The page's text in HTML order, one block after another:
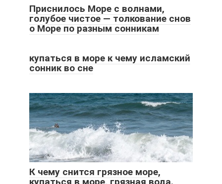
Приснилось Море с волнами,
голубое чистое — толкование снов
о Море по разным сонникам
купаться в море к чему исламский
сонник во сне
К чему снится грязное море,